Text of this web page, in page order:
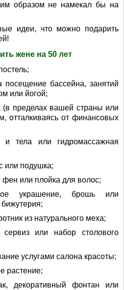
образом не намекал бы на
идеи, что можно подарить
жене на 50 лет
посещение бассейна, занятий
или йогой;
(в пределах вашей страны или
отталкиваясь от финансовых
тела или гидромассажная
или подушка;
или плойка для волос;
украшение, брошь или
бижутерия;
из натурального меха;
или набор столового
услугами салона красоты;
растение;
декоративный фонтан или